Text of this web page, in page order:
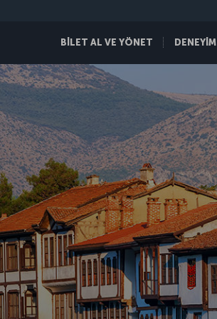
BİLET AL VE YÖNET DENEYİM